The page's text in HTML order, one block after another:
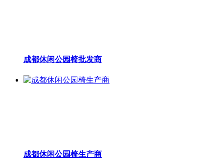
成都休闲公园椅批发商
成都休闲公园椅生产商